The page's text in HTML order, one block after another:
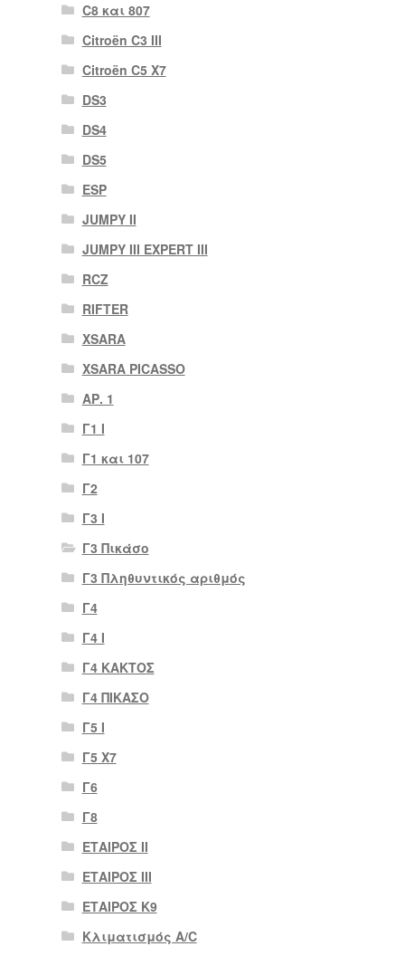
C8 και 807
Citroën C3 III
Citroën C5 X7
DS3
DS4
DS5
ESP
JUMPY II
JUMPY III EXPERT III
RCZ
RIFTER
XSARA
XSARA PICASSO
ΑΡ. 1
Γ1 Ι
Γ1 και 107
Γ2
Γ3 Ι
Γ3 Πικάσο
Γ3 Πληθυντικός αριθμός
Γ4
Γ4 Ι
Γ4 ΚΑΚΤΟΣ
Γ4 ΠΙΚΑΣΟ
Γ5 Ι
Γ5 Χ7
Γ6
Γ8
ΕΤΑΙΡΟΣ II
ΕΤΑΙΡΟΣ III
ΕΤΑΙΡΟΣ Κ9
Κλιματισμός A/C